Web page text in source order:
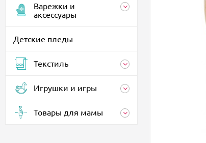
Варежки и
аксессуары
Детские пледы
Текстиль
Игрушки и игры
Товары для мамы